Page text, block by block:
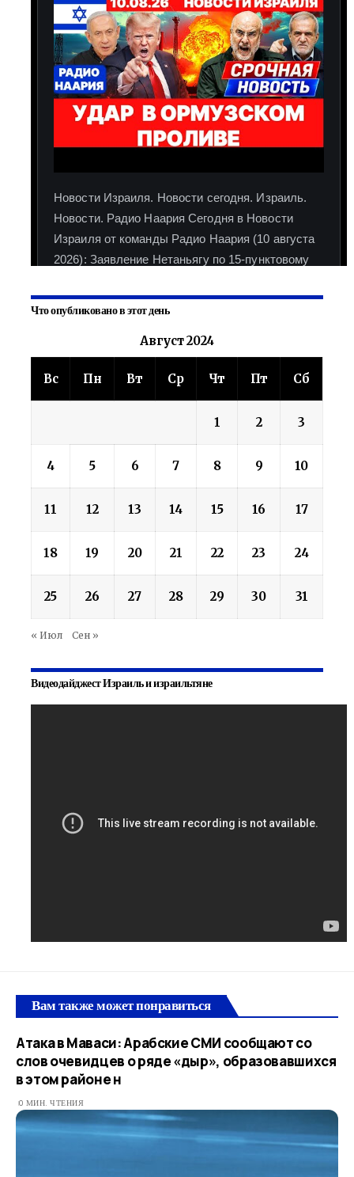
Что опубликовано в этот день
Август 2024
Вс Пн Вт Ср Чт Пт Сб
1 2 3
4 5 6 7 8 9 10
11 12 13 14 15 16 17
18 19 20 21 22 23 24
25 26 27 28 29 30 31
« Июл Сен »
Видеодайджест Израиль и израильтяне
Вам также может понравиться
Атака в Маваси: Арабские СМИ сообщают со
слов очевидцев о ряде «дыр», образовавшихся
в этом районе н
0 МИН. ЧТЕНИЯ